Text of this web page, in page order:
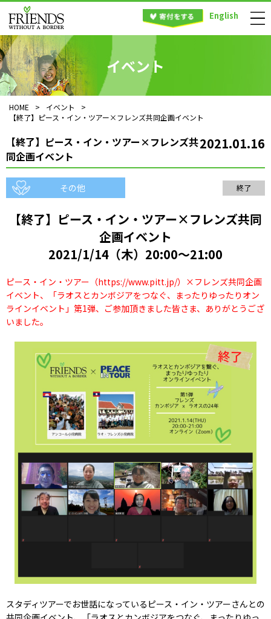
English
イベント
HOME > イベント
>
【終了】ピース・イン・ツアー×フレンズ共同企画イベント
【終了】ピース・イン・ツアー×フレンズ共
同企画イベント
2021.01.16
その他 終了
【終了】ピース・イン・ツアー×フレンズ共同
企画イベント
2021/1/14（木）20:00～21:00
ピース・イン・ツアー（https://www.pitt.jp/）×フレンズ共同企画
イベント、「ラオスとカンボジアをつなぐ、まったりゆったりオン
ラインイベント」第1弾、ご参加頂きました皆さま、ありがとうござ
いました。
スタディツアーでお世話になっているピース・イン・ツアーさんとの